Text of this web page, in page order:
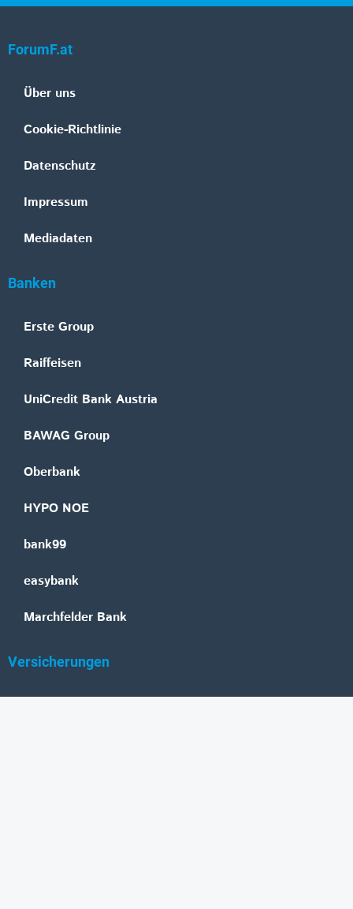
ForumF.at
Über uns
Cookie-Richtlinie
Datenschutz
Impressum
Mediadaten
Banken
Erste Group
Raiffeisen
UniCredit Bank Austria
BAWAG Group
Oberbank
HYPO NOE
bank99
easybank
Marchfelder Bank
Versicherungen